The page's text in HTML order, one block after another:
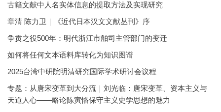
古籍文献中人名实体信息的提取方法及实现研究
章清 陈力卫｜《近代日本汉文文献丛刊》序
争贡之役500年：明代浙江市舶司主管部门的变迁
如何将任何文本语料库转化为知识图谱
2025台湾中研院明清研究国际学术研讨会议程
专题：从唐宋变革到大分流｜刘光临：唐宋变革、资本主义与
天道人心——略论陈寅恪保守主义史学思想的魅力